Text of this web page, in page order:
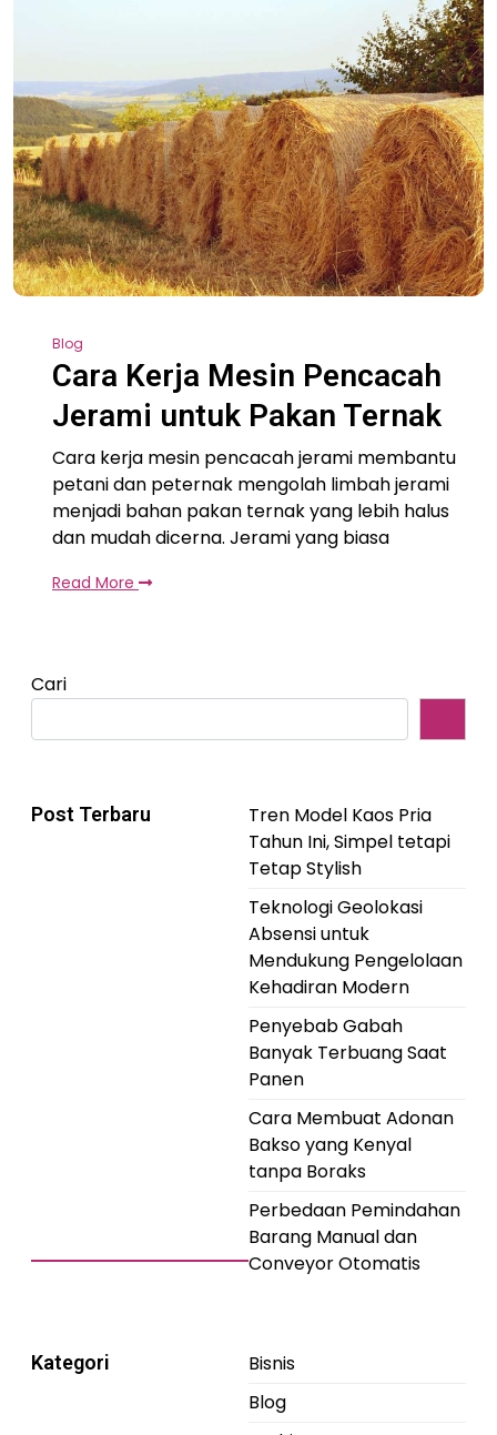
Blog
Cara Kerja Mesin Pencacah
Jerami untuk Pakan Ternak
Cara kerja mesin pencacah jerami membantu
petani dan peternak mengolah limbah jerami
menjadi bahan pakan ternak yang lebih halus
dan mudah dicerna. Jerami yang biasa
Read More
Cari
Post Terbaru
Tren Model Kaos Pria
Tahun Ini, Simpel tetapi
Tetap Stylish
Teknologi Geolokasi
Absensi untuk
Mendukung Pengelolaan
Kehadiran Modern
Penyebab Gabah
Banyak Terbuang Saat
Panen
Cara Membuat Adonan
Bakso yang Kenyal
tanpa Boraks
Perbedaan Pemindahan
Barang Manual dan
Conveyor Otomatis
Kategori
Bisnis
Blog